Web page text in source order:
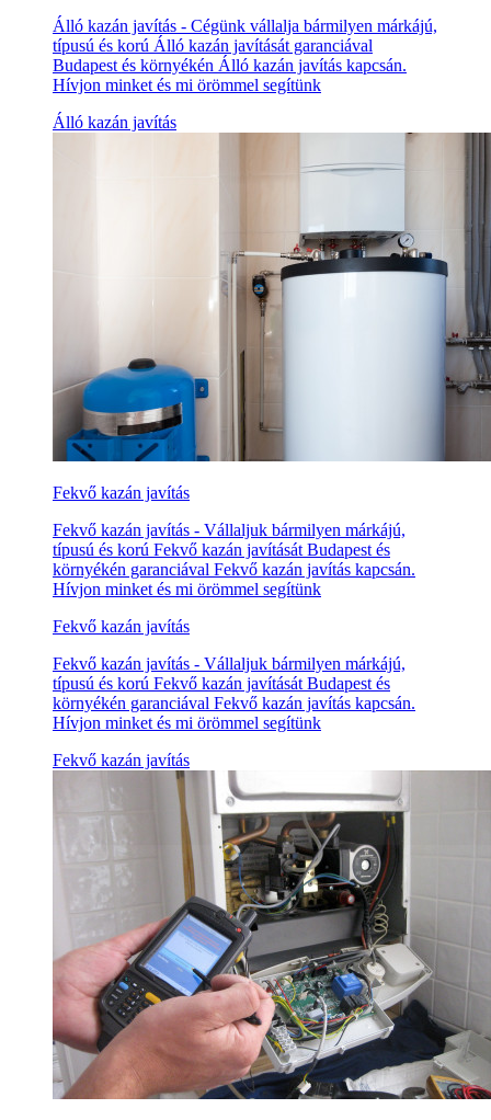
Álló kazán javítás - Cégünk vállalja bármilyen márkájú,
típusú és korú Álló kazán javítását garanciával
Budapest és környékén Álló kazán javítás kapcsán.
Hívjon minket és mi örömmel segítünk
Álló kazán javítás
Fekvő kazán javítás
Fekvő kazán javítás - Vállaljuk bármilyen márkájú,
típusú és korú Fekvő kazán javítását Budapest és
környékén garanciával Fekvő kazán javítás kapcsán.
Hívjon minket és mi örömmel segítünk
Fekvő kazán javítás
Fekvő kazán javítás - Vállaljuk bármilyen márkájú,
típusú és korú Fekvő kazán javítását Budapest és
környékén garanciával Fekvő kazán javítás kapcsán.
Hívjon minket és mi örömmel segítünk
Fekvő kazán javítás